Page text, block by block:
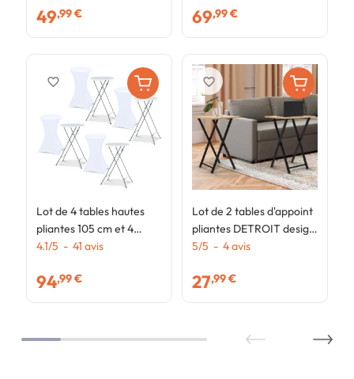
49,99 €
Lot de 4 tables hautes
pliantes 105 cm et 4
housses blanches
4.1/5 - 41 avis
94,99 €
favorite_border
69,99 €
Lot de 2 tables d'appoint
pliantes DETROIT design
industriel
5/5 - 4avis
27,99 €
favorite_border